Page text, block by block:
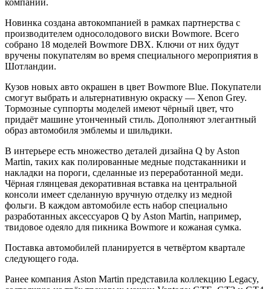
Новинка создана автокомпанией в рамках партнерства с
производителем односолодового виски Bowmore. Всего
собрано 18 моделей Bowmore DBX. Ключи от них будут
вручены покупателям во время специального мероприятия в
Шотландии.
Кузов новых авто окрашен в цвет Bowmore Blue. Покупатели
смогут выбрать и альтернативную окраску — Xenon Grey.
Тормозные суппорты моделей имеют чёрный цвет, что
придаёт машине утонченный стиль. Дополняют элегантный
образ автомобиля эмблемы и шильдики.
В интерьере есть множество деталей дизайна Q by Aston
Martin, таких как полированные медные подстаканники и
накладки на пороги, сделанные из переработанной меди.
Чёрная глянцевая декоративная вставка на центральной
консоли имеет сделанную вручную отделку из медной
фольги. В каждом автомобиле есть набор специально
разработанных аксессуаров Q by Aston Martin, например,
твидовое одеяло для пикника Bowmore и кожаная сумка.
Поставка автомобилей планируется в четвёртом квартале
следующего года.
Ранее компания Aston Martin представила коллекцию Legacy,